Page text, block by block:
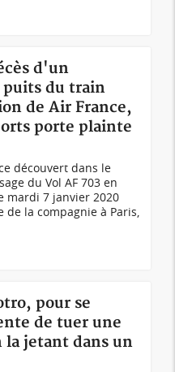
d'un
du train
de Air France,
porte plainte
découvert dans le
du Vol AF 703 en
mardi 7 janvier 2020
de la compagnie à Paris,
pour se
de tuer une
jetant dans un